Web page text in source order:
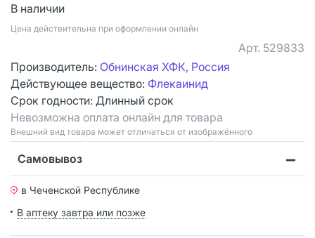
В наличии
Цена действительна при оформлении онлайн
Арт. 529833
Производитель: Обнинская ХФК, Россия
Действующее вещество: Флекаинид
Срок годности: Длинный срок
Невозможна оплата онлайн для товара
Bнешний вид товара может отличаться от изображённого
Самовывоз
в Чеченской Республике
В аптеку завтра или позже